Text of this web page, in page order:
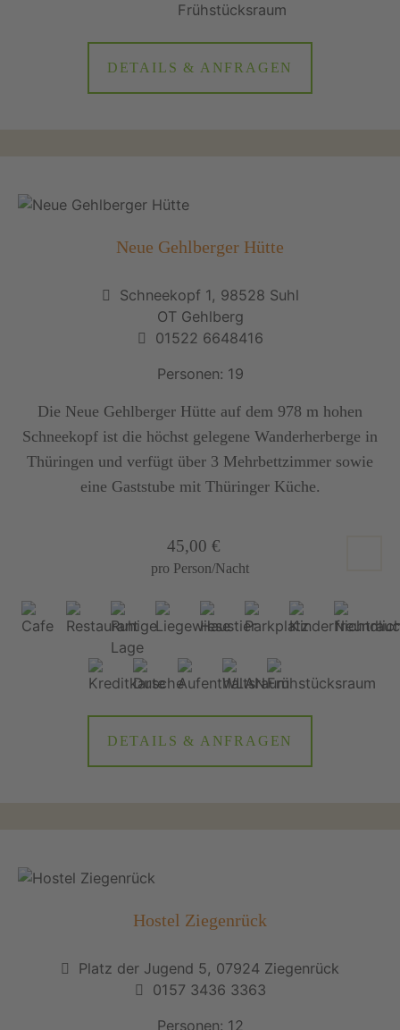
DETAILS & ANFRAGEN
Neue Gehlberger Hütte
Schneekopf 1, 98528 Suhl
OT Gehlberg
01522 6648416
Personen: 19
Die Neue Gehlberger Hütte auf dem 978 m hohen
Schneekopf ist die höchst gelegene Wanderherberge in
Thüringen und verfügt über 3 Mehrbettzimmer sowie
eine Gaststube mit Thüringer Küche.
45,00 €
pro Person/Nacht
DETAILS & ANFRAGEN
Hostel Ziegenrück
Platz der Jugend 5, 07924 Ziegenrück
0157 3436 3363
Personen: 12